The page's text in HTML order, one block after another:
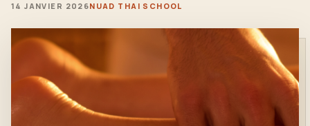
14 JANVIER 2026NUAD THAI SCHOOL